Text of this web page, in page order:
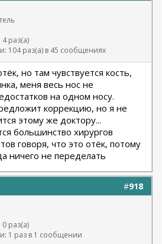
раз(а)
104 раз(а) в 45 сообщениях
но там чувствуется кость,
меня весь нос не
на одном носу.
коррекцию, но я не
этому же доктору...
большинство хирургов
говоря, что это отёк, потому
ничего не переделать
#918
раз(а)
1 раз в 1 сообщении